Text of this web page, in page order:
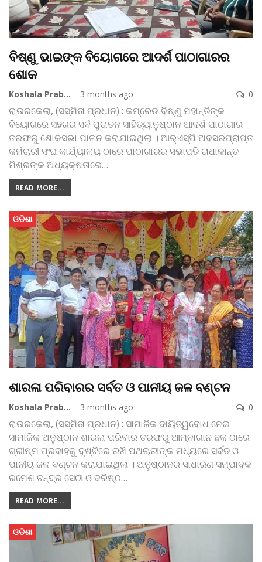
ବିଷ୍ଣୁ ଭାଇଙ୍କ ବିୟୋଗରେ ଆଦର୍ଶ ପାଠାଗାରର
ଶୋକ
Koshala Prabaha 3 months ago 0
ରାଉରକେଲା, (ସସ୍ମିତା ପ୍ରଧାନ) : କମ୍ରେଡ ବିଷ୍ଣୁ ମହାନ୍ତିଙ୍କ
ବିୟୋଗରେ ସହରର ସର୍ବ ପୁରାତନ ସାହିତ୍ୟାନୁଷ୍ଠାନ ଆଦର୍ଶ ପାଠାଗାର
ତରଫରୁ ଶୋକସଭା ପାଳନ କରାଯାଇଥିଲା । ଆର୍‌ଏସ୍‌ପି ଅବସରପ୍ରାପ୍ତ
କର୍ମଚାରୀ ସଂଘ କାର୍ଯ୍ୟାଳୟ ଠାରେ ପାଠାଗାରର ସଭାପତି ରାଧାକାନ୍ତ
ମିଶ୍ରଙ୍କ ଅଧ୍ୟକ୍ଷତାରେ…
READ MORE...
ଓଡିଶା
ଶାରଳା ପରିବାରର ସର୍ବତ ଓ ପାନୀୟ ଜଳ ବଣ୍ଟନ
Koshala Prabaha 3 months ago 0
ରାଉରକେଲା, (ସସ୍ମିତା ପ୍ରଧାନ) : ସାମାଜିକ ଦାୟିତ୍ୱବୋଧ ନେଇ
ସାମାଜିକ ଅନୁଷ୍ଠାନ ଶାରଳା ପରିବାର ତରଫରୁ ଆମ୍ବାଗାନ ଛକ ଠାରେ
ଗ୍ରୀଷ୍ମ ପ୍ରବାହକୁ ଦୃଷ୍ଟିରେ ରଖି ପଥଚାରୀଙ୍କ ମଧ୍ୟରେ ସର୍ବତ ଓ
ପାନୀୟ ଜଳ ବଣ୍ଟନ କରାଯାଇଥିଲା । ଅନୁଷ୍ଠାନର ସାଧାରଣ ସମ୍ପାଦକ
ରମେଶ ଚନ୍ଦ୍ର ସେଠୀ ଓ ବରିଷ୍ଠ…
READ MORE...
ଓଡିଶା